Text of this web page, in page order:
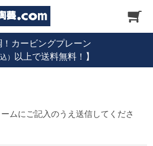
カービングプレーン
） 以上で送料無料！】
ムにご記入のうえ送信してくださ